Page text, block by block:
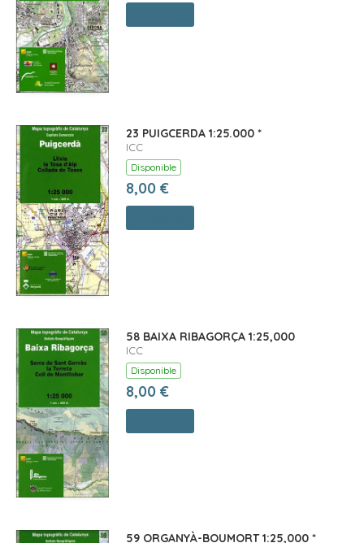
23 PUIGCERDA 1:25.000 *
ICC
Disponible
8,00 €
58 BAIXA RIBAGORÇA 1:25,000
ICC
Disponible
8,00 €
59 ORGANYÀ-BOUMORT 1:25,000 *